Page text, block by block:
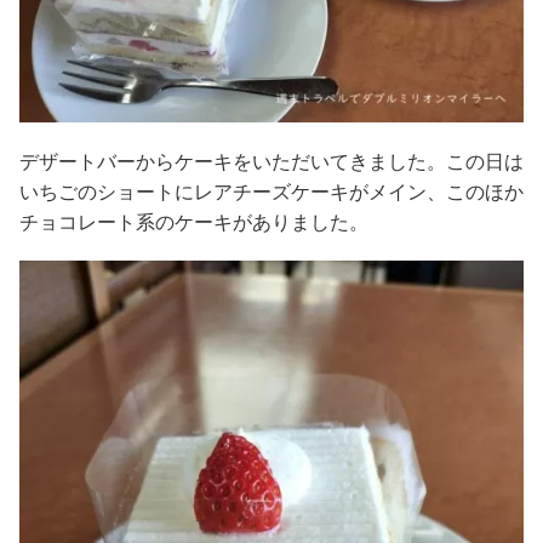
デザートバーからケーキをいただいてきました。この日は
いちごのショートにレアチーズケーキがメイン、このほか
チョコレート系のケーキがありました。